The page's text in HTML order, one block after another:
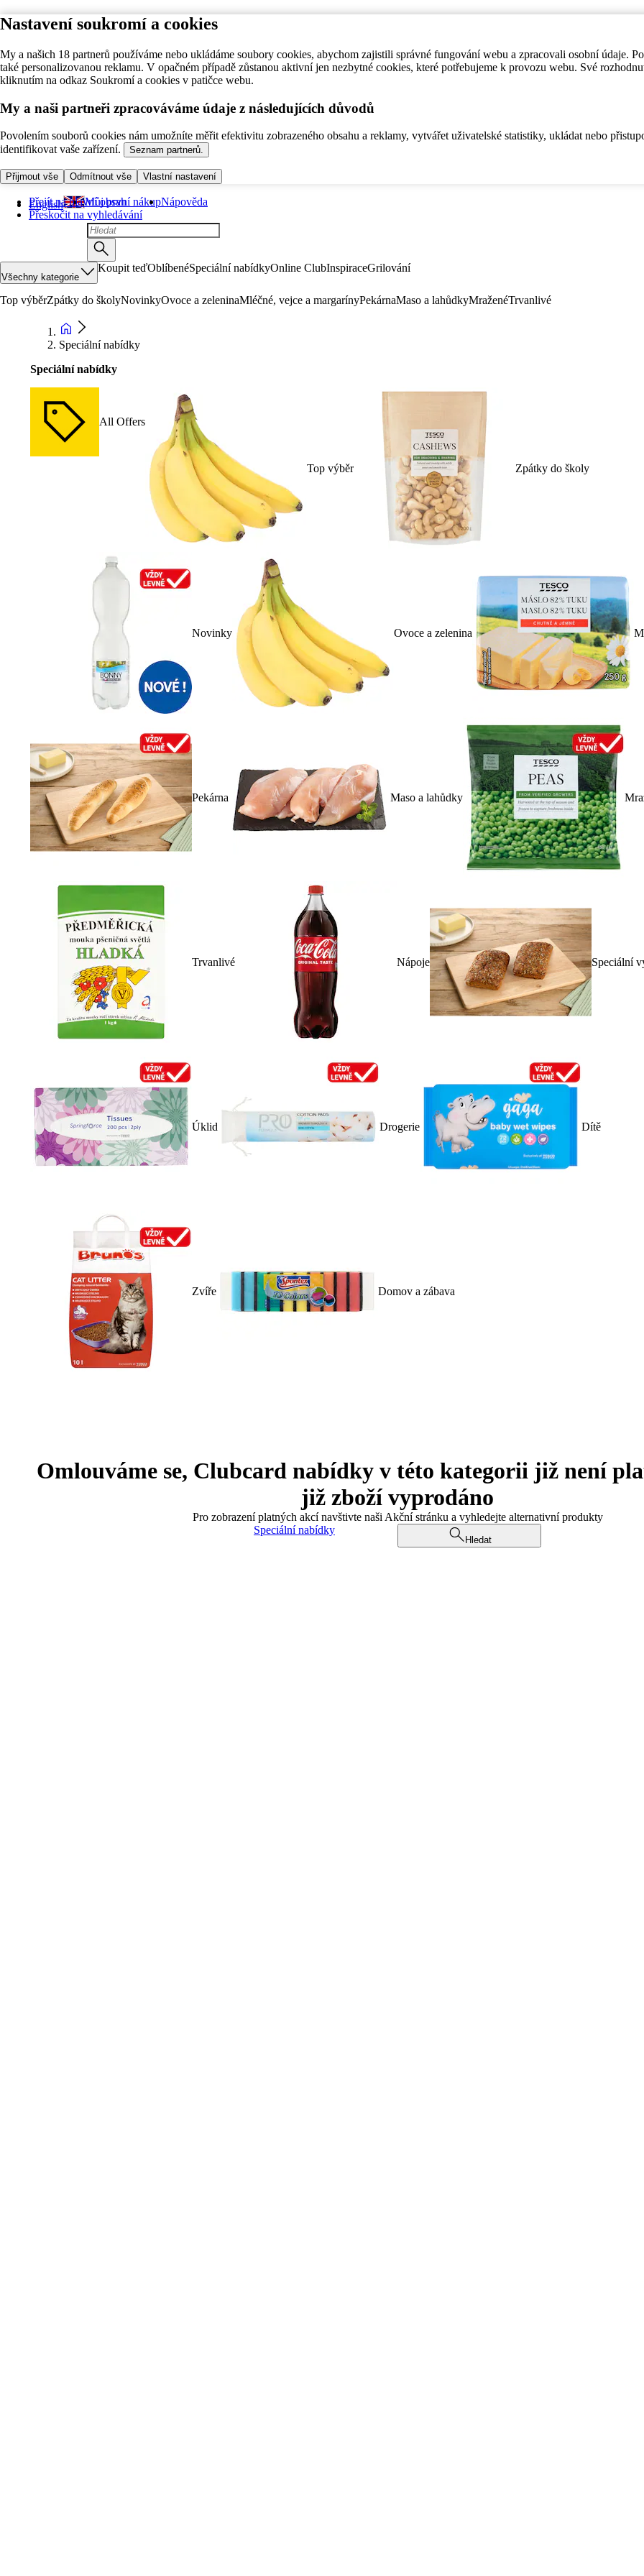
Nastavení soukromí a cookies
My a našich 18 partnerů používáme nebo ukládáme soubory cookies, abychom zajistili správné fungování webu a zpracovali osobní údaje.
také personalizovanou reklamu. V opačném případě zůstanou aktivní jen nezbytné cookies, které potřebujeme k provozu webu. Své
kliknutím na odkaz Soukromí a cookies v patičce webu.
My a naši partneři zpracováváme údaje z následujících důvodů
Povolením souborů cookies nám umožníte měřit efektivitu zobrazeného obsahu a reklamy, vytvářet uživatelské statistiky, ukládat nebo
identifikovat vaše zařízení.
Seznam partnerů.
Přijmout vše Odmítnout vše Vlastní nastavení
Přejít na hlavní obsah
Přeskočit na vyhledávání
English Můj první nákupNápověda
Všechny kategorie
Koupit teďOblíbenéSpeciální nabídkyOnline ClubInspiraceGrilování
Top výběrZpátky do školyNovinkyOvoce a zeleninaMléčné, vejce a margarínyPekárnaMaso a lahůdkyMraženéTrvanlivé
Speciální nabídky
Speciální nabídky
All Offers
Top výběr Zpátky do školy
Novinky Ovoce a zelenina
Pekárna Maso a lahůdky
Trvanlivé Nápoje Speciální
Úklid Drogerie Dítě
Zvíře Domov a zábava
Omlouváme se, Clubcard nabídky v této kategorii již není
již zboží vyprodáno
Pro zobrazení platných akcí navštivte naši Akční stránku a vyhledejte alternativní produkty
Speciální nabídky
Hledat